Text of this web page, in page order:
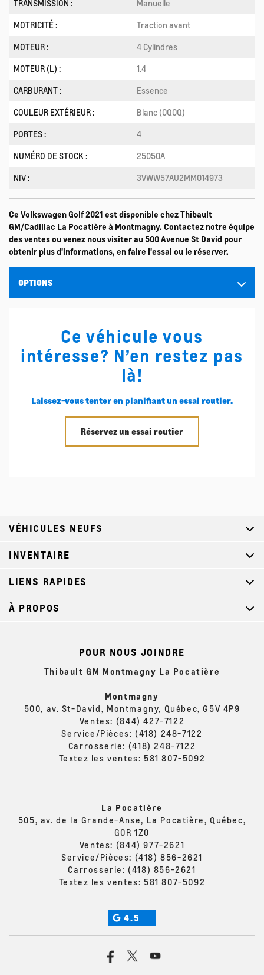
TRANSMISSION : Manuelle
MOTRICITÉ : Traction avant
MOTEUR : 4 Cylindres
MOTEUR (L) : 1.4
CARBURANT : Essence
COULEUR EXTÉRIEUR : Blanc (0Q0Q)
PORTES : 4
NUMÉRO DE STOCK : 25050A
NIV : 3VWW57AU2MM014973
Ce Volkswagen Golf 2021 est disponible chez Thibault
GM/Cadillac La Pocatière à Montmagny. Contactez notre équipe
des ventes ou venez nous visiter au 500 Avenue St David pour
obtenir plus d'informations, en faire l'essai ou le réserver.
OPTIONS
Ce véhicule vous
intéresse? N’en restez pas
là!
Laissez-vous tenter en planifiant un essai routier.
Réservez un essai routier
POUR NOUS JOINDRE
Thibault GM Montmagny La Pocatière
Montmagny
500, av. St-David, Montmagny, Québec, G5V 4P9
Ventes: (844) 427-7122
Service/Pièces: (418) 248-7122
Carrosserie: (418) 248-7122
Textez les ventes: 581 807-5092
La Pocatière
505, av. de la Grande-Anse, La Pocatière, Québec,
G0R 1Z0
Ventes: (844) 977-2621
Service/Pièces: (418) 856-2621
Carrosserie: (418) 856-2621
Textez les ventes: 581 807-5092
4.5
VÉHICULES NEUFS
INVENTAIRE
LIENS RAPIDES
À PROPOS